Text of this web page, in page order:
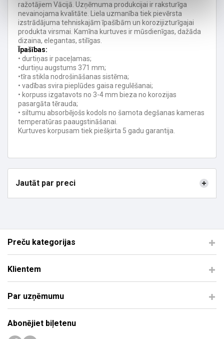
ražotājiem Vācijā. Uzņēmuma produkcijai ir raksturīga
nevainojama kvalitāte. Liela uzmanība tiek pievērsta
izstrādājuma tehniskajām īpašībām un korozijizturīgajai
produkta virsmai. Kamīna kurtuves ir mūsdienīgas, dažāda
dizaina, elegantas, stilīgas.
Īpašības:
• durtiņas ir paceļamas;
•durtiņu augstums 371 mm;
•tīra stikla nodrošināšanas sistēma;
• vadības svira pieplūdes gaisa regulēšanai;
• korpuss izgatavots no 3-4 mm bieza no korozijas
pasargāta tērauda​​;
• siltumu absorbējošs kodols no šamota degšanas kameras
temperatūras paaugstināšanai.
Kurtuves korpusam tiek piešķirta 5 gadu garantija.
Jautāt par preci
Preču kategorijas
Klientem
Par uzņēmumu
Abonējiet biļetenu